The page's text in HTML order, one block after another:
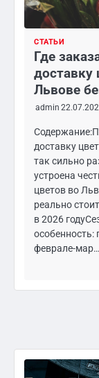
СТАТЬИ
Где
доставку
Львове
admin
доставку
так сильно
устроена
цветов во
реально
в 2026
особенность:
феврале-мар…